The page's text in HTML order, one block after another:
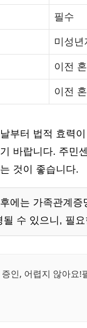
필수
미성년
이전
이전
부터 법적 효력
바랍니다. 주민
것이 좋습니다.
에는 가족관계
수 있으니, 필
인, 어렵지 않아요!